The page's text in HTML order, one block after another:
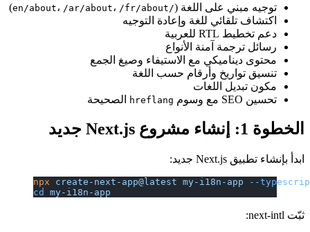
توجيه مبني على اللغة ( /en/about ،/ar/about ،/fr/about
)
اكتشاف تلقائي للغة وإعادة التوجيه
دعم تخطيط RTL للعربية
رسائل ترجمة آمنة الأنواع
محتوى ديناميكي مع الاستيفاء وصيغ الجمع
تنسيق تواريخ وأرقام حسب اللغة
مكون تبديل اللغات
تحسين SEO مع وسوم
hreflang الصحيحة
الخطوة 1: إنشاء مشروع Next.js جديد
ابدأ بإنشاء تطبيق Next.js جديد:
npx create-next-app@latest my-i18n-app
--
cd my-i18n-app
ثبّت next-intl: